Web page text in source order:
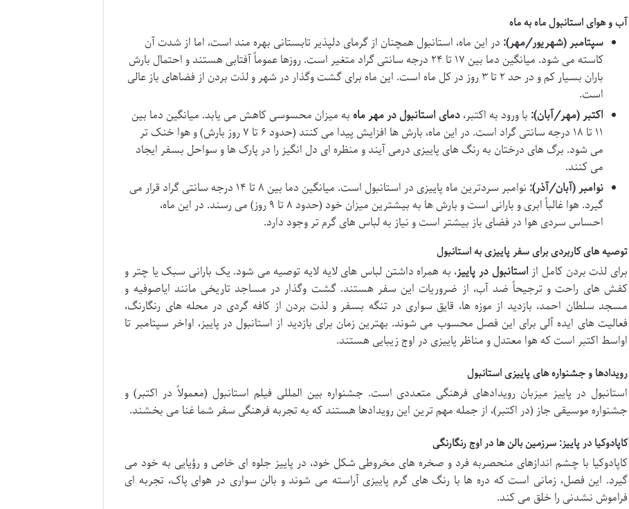
آب و هوای استانبول ماه به ماه
سپتامبر (شهریور/مهر): در این ماه، استانبول همچنان از گرمای دلپذیر تابستانی بهره مند است، اما از شدت آن
کاسته می شود. میانگین دما بین ۱۷ تا ۲۴ درجه سانتی گراد متغیر است. روزها عموماً آفتابی هستند و احتمال بارش
باران بسیار کم و در حد ۲ تا ۳ روز در کل ماه است. این ماه برای گشت وگذار در شهر و لذت بردن از فضاهای باز عالی
است.
اکتبر (مهر/آبان): با ورود به اکتبر،دمای استانبول در مهر ماهبه میزان محسوسی کاهش می یابد. میانگین دما بین
۱۱ تا ۱۸ درجه سانتی گراد است. در این ماه، بارش ها افزایش پیدا می کنند (حدود ۶ تا ۷ روز بارش) و هوا خنک تر
می شود. برگ های درختان به رنگ های پاییزی درمی آیند و منظره ای دل انگیز را در پارک ها و سواحل بسفر ایجاد
می کنند.
نوامبر (آبان/آذر):
نوامبر سردترین ماه پاییزی در استانبول است. میانگین دما بین ۸ تا ۱۴ درجه سانتی گراد قرار می
گیرد. هوا غالباً ابری و بارانی است و بارش ها به بیشترین میزان خود (حدود ۸ تا ۹ روز) می رسند. در این ماه،
احساس سردی هوا در فضای باز بیشتر است و نیاز به لباس های گرم تر وجود دارد.
توصیه های کاربردی برای سفر پاییزی به استانبول
برای لذت بردن کامل از استانبول در پاییز، به همراه داشتن لباس های لایه لایه توصیه می شود. یک بارانی سبک یا چتر و
کفش های راحت و ترجیحاً ضد آب، از ضروریات این سفر هستند. گشت وگذار در مساجد تاریخی مانند ایاصوفیه و
مسجد سلطان احمد، بازدید از موزه ها، قایق سواری در تنگه بسفر و لذت بردن از کافه گردی در محله های رنگارنگ،
فعالیت های ایده آلی برای این فصل محسوب می شوند. بهترین زمان برای بازدید از استانبول در پاییز، اواخر سپتامبر تا
اواسط اکتبر است که هوا معتدل و مناظر پاییزی در اوج زیبایی هستند.
رویدادها و جشنواره های پاییزی استانبول
استانبول در پاییز میزبان رویدادهای فرهنگی متعددی است. جشنواره بین المللی فیلم استانبول (معمولاً در اکتبر) و
جشنواره موسیقی جاز (در اکتبر)، از جمله مهم ترین این رویدادها هستند که به تجربه فرهنگی سفر شما غنا می بخشند.
کاپادوکیا در پاییز: سرزمین بالن ها در اوج رنگارنگی
کاپادوکیا با چشم اندازهای منحصربه فرد و صخره های مخروطی شکل خود، در پاییز جلوه ای خاص و رؤیایی به خود می
گیرد. این فصل، زمانی است که دره ها با رنگ های گرم پاییزی آراسته می شوند و بالن سواری در هوای پاک، تجربه ای
فراموش نشدنی را خلق می کند.